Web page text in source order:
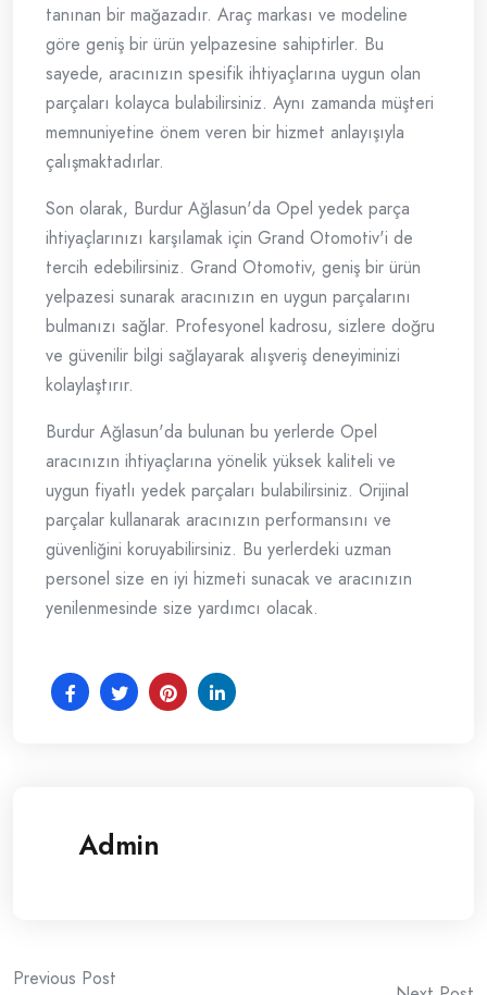
tanınan bir mağazadır. Araç markası ve modeline
göre geniş bir ürün yelpazesine sahiptirler. Bu
sayede, aracınızın spesifik ihtiyaçlarına uygun olan
parçaları kolayca bulabilirsiniz. Aynı zamanda müşteri
memnuniyetine önem veren bir hizmet anlayışıyla
çalışmaktadırlar.
Son olarak, Burdur Ağlasun'da Opel yedek parça
ihtiyaçlarınızı karşılamak için Grand Otomotiv'i de
tercih edebilirsiniz. Grand Otomotiv, geniş bir ürün
yelpazesi sunarak aracınızın en uygun parçalarını
bulmanızı sağlar. Profesyonel kadrosu, sizlere doğru
ve güvenilir bilgi sağlayarak alışveriş deneyiminizi
kolaylaştırır.
Burdur Ağlasun'da bulunan bu yerlerde Opel
aracınızın ihtiyaçlarına yönelik yüksek kaliteli ve
uygun fiyatlı yedek parçaları bulabilirsiniz. Orijinal
parçalar kullanarak aracınızın performansını ve
güvenliğini koruyabilirsiniz. Bu yerlerdeki uzman
personel size en iyi hizmeti sunacak ve aracınızın
yenilenmesinde size yardımcı olacak.
Admin
Previous Post